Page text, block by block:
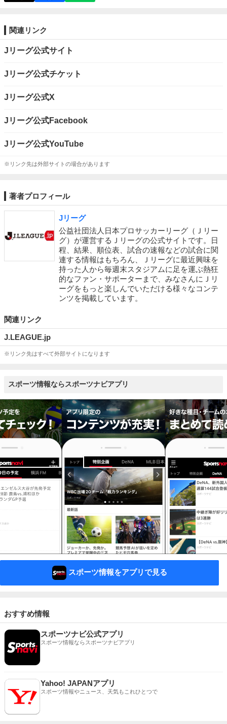
関連リンク
Jリーグ公式サイト
Jリーグ公式チケット
Jリーグ公式X
Jリーグ公式Facebook
Jリーグ公式YouTube
※リンク先は外部サイトの場合があります
著者プロフィール
Jリーグ
公益社団法人日本プロサッカーリーグ（Ｊリー
グ）が運営するＪリーグの公式サイトです。日
程、結果、順位表、試合の速報などの試合に関
連する情報はもちろん、Ｊリーグに最近興味を
持った人から毎週末スタジアムに足を運ぶ熱狂
的なファン・サポーターまで、みなさんにＪリ
ーグをもっと楽しんでいただける様々なコンテ
ンツを掲載しています。
関連リンク
J.LEAGUE.jp
※リンク先はすべて外部サイトになります
スポーツ情報ならスポーツナビアプリ
スポーツ情報をアプリで見る
おすすめ情報
スポーツナビ公式アプリ
スポーツ情報ならスポーツナビアプリ
Yahoo! JAPANアプリ
スポーツ情報やニュース、天気もこれひとつで